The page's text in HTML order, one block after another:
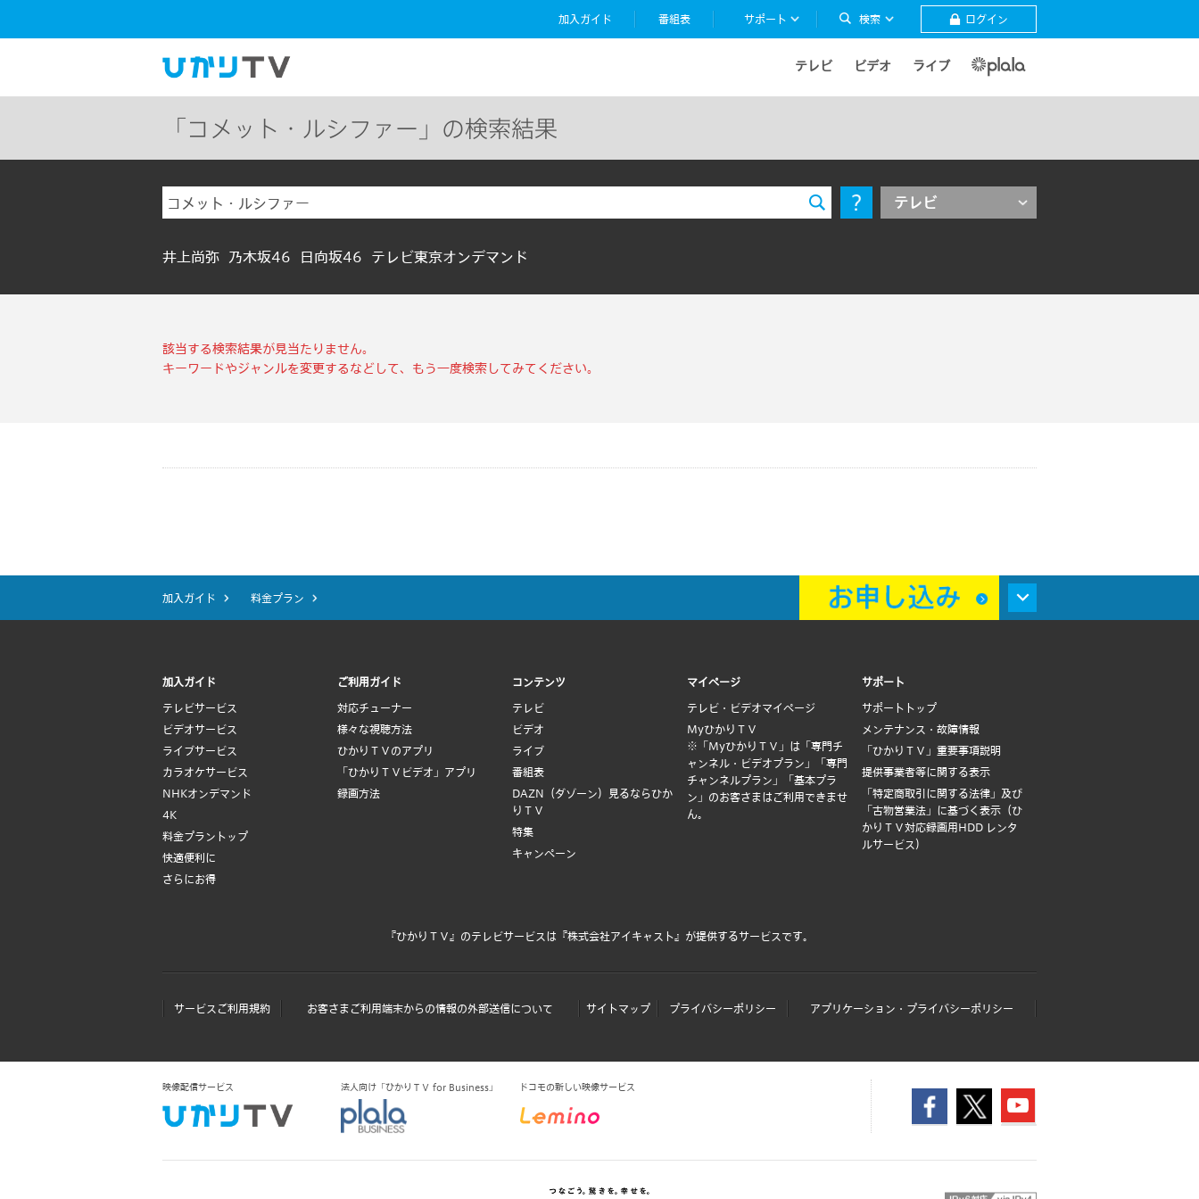
検索
加入ガイド 番組表 サポート ログイン
テレビ ビデオ ライブ
「コメット・ルシファー」の検索結果
テレビ
井上尚弥 乃木坂46 日向坂46 テレビ東京オンデマンド
該当する検索結果が見当たりません。
キーワードやジャンルを変更するなどして、もう一度検索してみてください。
加入ガイド 料金プラン
加入ガイド
テレビサービス
ビデオサービス
ライブサービス
カラオケサービス
NHKオンデマンド
4K
料金プラントップ
快適便利に
さらにお得
ご利用ガイド
対応チューナー
様々な視聴方法
ひかりＴＶのアプリ
「ひかりＴＶビデオ」アプリ
録画方法
コンテンツ
テレビ
ビデオ
ライブ
番組表
DAZN（ダゾーン）見るならひか
りＴＶ
特集
キャンペーン
マイページ
テレビ・ビデオマイページ
MyひかりＴＶ
※「MyひかりＴＶ」は「専門チ
ャンネル・ビデオプラン」「専門
チャンネルプラン」「基本プラ
ン」のお客さまはご利用できませ
ん。
サポート
サポートトップ
メンテナンス・故障情報
「ひかりＴＶ」重要事項説明
提供事業者等に関する表示
「特定商取引に関する法律」及び
「古物営業法」に基づく表示（ひ
かりＴＶ対応録画用HDD レンタ
ルサービス）
『ひかりＴＶ』のテレビサービスは 『株式会社アイキャスト』 が提供するサービスです。
サービスご利用規約 お客さまご利用端末からの情報の外部送信について サイトマップ プライバシーポリシー アプリケーション・プライバシーポリシー
映像配信サービス 法人向け「ひかりＴＶ for Business」 ドコモの新しい映像サービス